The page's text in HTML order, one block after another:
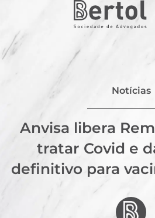
Notícias
Anvisa libera
tratar Covid e
definitivo para